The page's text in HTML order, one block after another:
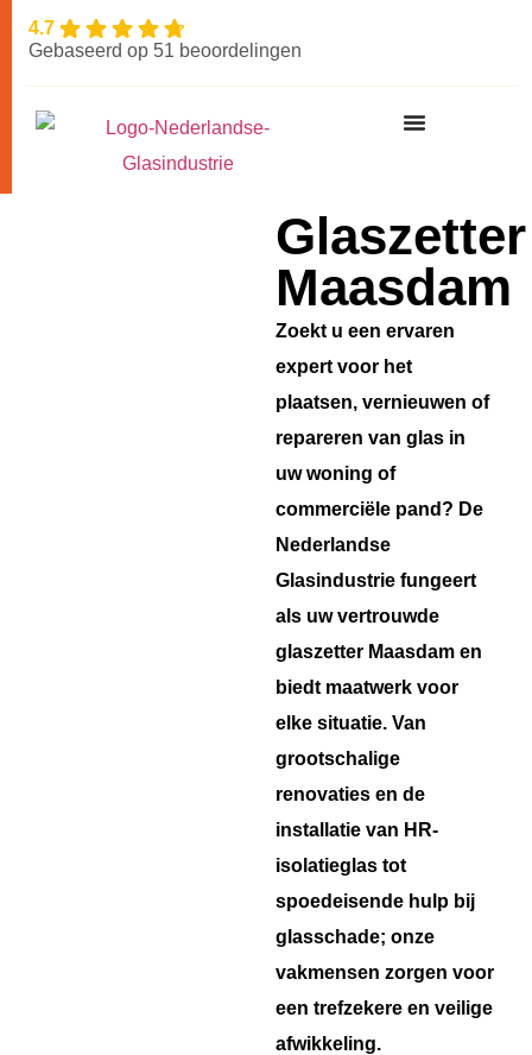
4.7
Gebaseerd op 51 beoordelingen
Glaszetter
Maasdam
Zoekt u een ervaren
expert voor het
plaatsen, vernieuwen of
repareren van glas in
uw woning of
commerciële pand? De
Nederlandse
Glasindustrie fungeert
als uw vertrouwde
glaszetter Maasdam en
biedt maatwerk voor
elke situatie. Van
grootschalige
renovaties en de
installatie van HR-
isolatieglas tot
spoedeisende hulp bij
glasschade; onze
vakmensen zorgen voor
een trefzekere en veilige
afwikkeling.